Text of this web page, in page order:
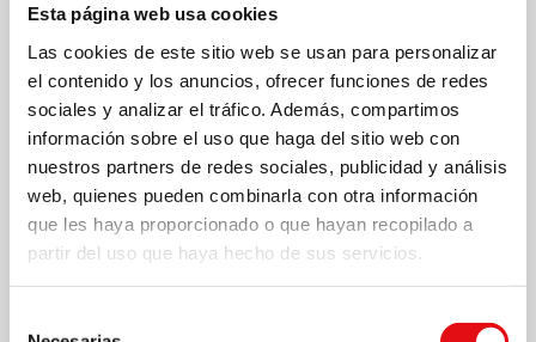
Esta página web usa cookies
Las cookies de este sitio web se usan para personalizar
el contenido y los anuncios, ofrecer funciones de redes
sociales y analizar el tráfico. Además, compartimos
información sobre el uso que haga del sitio web con
nuestros partners de redes sociales, publicidad y análisis
web, quienes pueden combinarla con otra información
que les haya proporcionado o que hayan recopilado a
partir del uso que haya hecho de sus servicios.
Página1 /4 Zoom 100%